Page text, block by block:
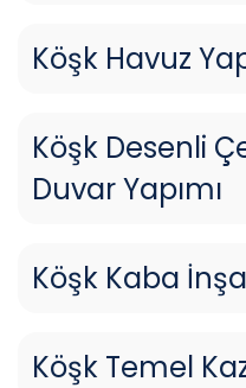
Köşk Havuz
Köşk Desenli
Duvar Yapımı
Köşk Kaba
Köşk Temel